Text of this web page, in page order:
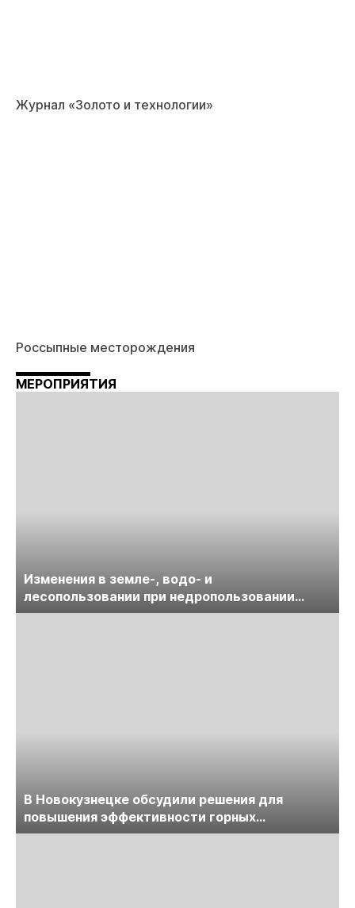
Журнал «Золото и технологии»
Россыпные месторождения
МЕРОПРИЯТИЯ
Изменения в земле-, водо- и
лесопользовании при недропользовании
обсудят на семинаре «ПравоТЭК»
В Новокузнецке обсудили решения для
повышения эффективности горных
предприятий